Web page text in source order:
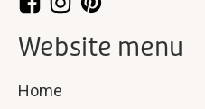
Website menu
Home